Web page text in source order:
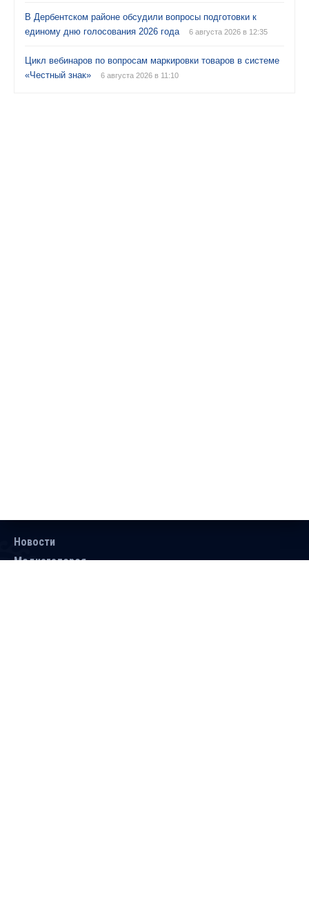
В Дербентском районе обсудили вопросы подготовки к
единому дню голосования 2026 года
6 августа 2026 в 12:35
Цикл вебинаров по вопросам маркировки товаров в системе
«Честный знак»
6 августа 2026 в 11:10
Новости
Медиагалерея